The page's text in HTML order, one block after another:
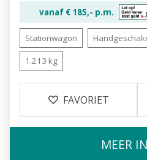
vanaf € 185,- p.m.
Stationwagon
1.213 kg
FAVORIET
MEER